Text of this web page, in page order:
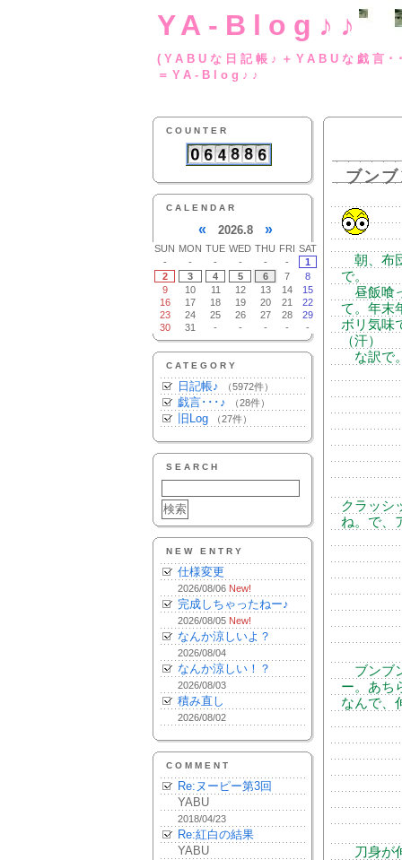
YA-Blog♪♪
(YABUな日記帳♪
＝YA-Blog♪♪
COUNTER
CALENDAR
« 2026.8 »
SUN MON TUE WED THU FRI SAT
-
- - - - -
1
2
3 4 5 6 7
8
9
10 11 12 13 14
15
16
17 18 19 20 21
22
23
24 25 26 27 28
29
30
31 - - - - -
CATEGORY
日記帳♪ （5972件）
戯言･･･♪ （28件）
旧Log （27件）
SEARCH
NEW ENTRY
仕様変更
2026/08/06 New!
完成しちゃったねー♪
2026/08/05 New!
なんか涼しいよ？
2026/08/04
なんか涼しい！？
2026/08/03
積み直し
2026/08/02
COMMENT
Re:ヌーピー第3回
YABU
2018/04/23
Re:紅白の結果
YABU
ブン
朝、布
で。
昼飯喰
て。年末
ボリ気味
（汗）
な訳で
クラッシ
ね。で、
ブンブ
ー。あち
なんで、
刀身が